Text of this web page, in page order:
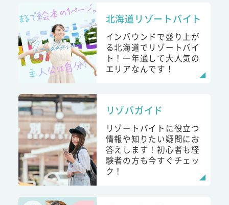
北海道リゾートバイト
インバウンドで盛り上が
る北海道でリゾートバイ
ト！一年通して大人気の
エリアなんです！
リゾバガイド
リゾートバイトに役立つ
情報や知りたい疑問にお
答えします！初心者も経
験者の方も今すぐチェッ
ク！